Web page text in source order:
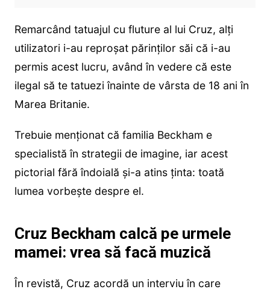
Remarcând tatuajul cu fluture al lui Cruz, alţi
utilizatori i-au reproşat părinţilor săi că i-au
permis acest lucru, având în vedere că este
ilegal să te tatuezi înainte de vârsta de 18 ani în
Marea Britanie.
Trebuie menționat că familia Beckham e
specialistă în strategii de imagine, iar acest
pictorial fără îndoială și-a atins ținta: toată
lumea vorbește despre el.
Cruz Beckham calcă pe urmele
mamei: vrea să facă muzică
În revistă, Cruz acordă un interviu în care